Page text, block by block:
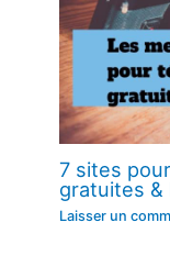
7 sites
gratuites &
Laisser un